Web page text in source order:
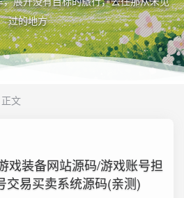
过的地方
正文
戏装备网站源码/游戏账号担
交易买卖系统源码(亲测)